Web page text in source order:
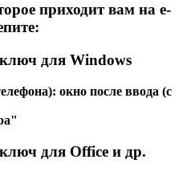
приходит вам на e-
для Windows
окно после ввода (с
для Office и др.